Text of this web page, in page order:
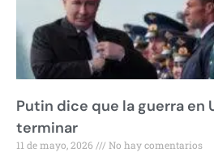
Putin dice que la guerra en
terminar
11 de mayo, 2026 No hay comentarios